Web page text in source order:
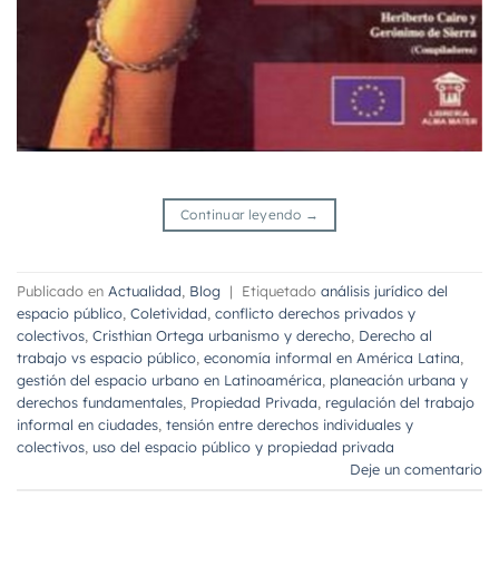
Continuar leyendo →
Publicado en Actualidad, Blog | Etiquetado análisis jurídico del
espacio público, Coletividad, conflicto derechos privados y
colectivos, Cristhian Ortega urbanismo y derecho, Derecho al
trabajo vs espacio público, economía informal en América Latina,
gestión del espacio urbano en Latinoamérica, planeación urbana y
derechos fundamentales, Propiedad Privada, regulación del trabajo
informal en ciudades, tensión entre derechos individuales y
colectivos, uso del espacio público y propiedad privada
Deje un comentario